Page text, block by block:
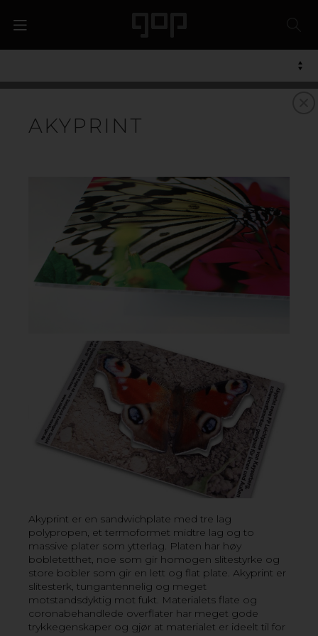
AKYPRINT
Akyprint er en sandwichplate med tre lag
polypropen, et termoformet midtre lag og to
massive plater som ytterlag. Platen har høy
bobletetthet, noe som gir homogen slitestyrke og
store bobler som gir en lett og flat plate. Akyprint er
slitesterk, tungantennelig og meget
motstandsdyktig mot fukt. Materialets flate og
coronabehandlede overflater har meget gode
trykkegenskaper og gjør at materialet er ideelt til for
POLYPROPEN
innfarges i et ubegrenset antall farger. Materialet er
egnet for trykk, og da anbefales coronabehandlet
overflate for best mulig resultat. Siden polypropen
enkelt kan stanses og brettes, brukes det ofte til
emballasje og forskjellig reklame. Materialet kan
resirkuleres.
Vårt brede utvalg av lettvektsplater av PP plast er
spesialutviklet for å møte etterspørselen etter
bærekraftige alternativer av materialer til reklame og
VIL DU VITE MER? KONTAKT OSS!